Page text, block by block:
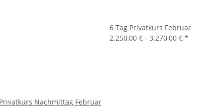
Nachmittag Februar
6 Tag Privatkurs Februar
2.250,00 € - 3.270,00 € *